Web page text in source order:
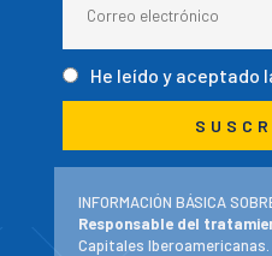
He leído y aceptado
INFORMACIÓN BÁSICA
Responsable del
Capitales Iberoamericanas.